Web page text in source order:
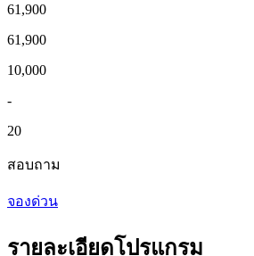
61,900
61,900
10,000
-
20
สอบถาม
จองด่วน
รายละเอียดโปรแกรม